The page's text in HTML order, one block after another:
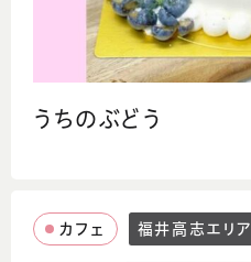
うちのぶどう
カフェ 福井高志エリア